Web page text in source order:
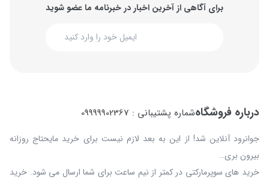
برای آگاهی از آخرین اخبار در خبرنامه ما عضو شوید
درباره فروشگاهشماره پشتیبانی : 09999902367
جوانرود آنلاین شد! از این به بعد لازم نیست برای خرید مایحتاج روزانه
بیرون بری…
خرید های سوپرمارکتی در کمتر از نیم ساعت برای شما ارسال می شود. خرید